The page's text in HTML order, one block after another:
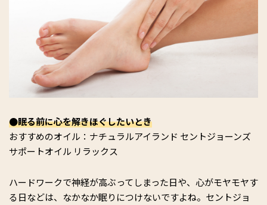
●眠る前に心を解きほぐしたいとき
おすすめのオイル：ナチュラルアイランド セントジョーンズ
サポートオイル リラックス
ハードワークで神経が高ぶってしまった日や、心がモヤモヤす
る日などは、なかなか眠りにつけないですよね。セントジョ